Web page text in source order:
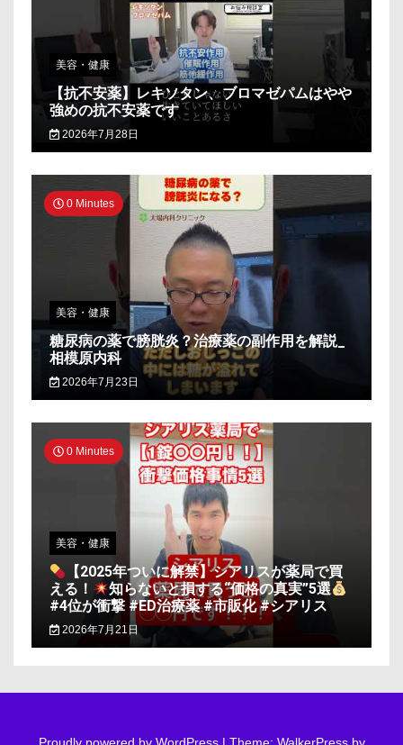
美容・健康
【抗不安薬】レキソタン、ブロマゼパムはやや
強めの抗不安薬です
2026年7月28日
0 Minutes
美容・健康
糖尿病の薬で膀胱炎？治療薬の副作用を解説_
相模原内科
2026年7月23日
0 Minutes
美容・健康
【2025年ついに解禁】シアリスが薬局で買
える！
知らないと損する“価格の真実”5選
#4位が衝撃 #ED治療薬 #市販化 #シアリス
2026年7月21日